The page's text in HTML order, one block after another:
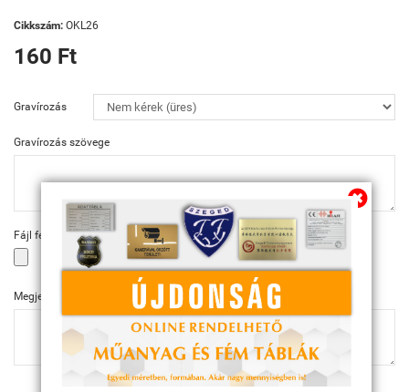
Cikkszám: OKL26
160 Ft
Gravírozás
Gravírozás szövege
Fájl feltöltése
Megjegyzés